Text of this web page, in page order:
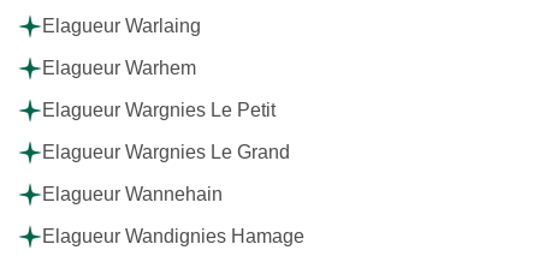
Elagueur Warlaing
Elagueur Warhem
Elagueur Wargnies Le Petit
Elagueur Wargnies Le Grand
Elagueur Wannehain
Elagueur Wandignies Hamage